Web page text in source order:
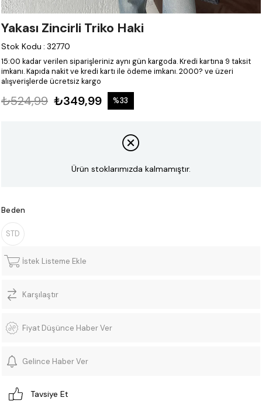
Yakası Zincirli Triko Haki
Stok Kodu : 32770
15:00 kadar verilen siparişleriniz aynı gün kargoda.Kredi kartına 9 taksit
imkanı.Kapıda nakit ve kredi kartı ile ödeme imkanı.2000? ve üzeri
alışverişlerde ücretsiz kargo
₺524,99 ₺349,99 %33
Ürün stoklarımızda kalmamıştır.
Beden
STD
İstek Listeme Ekle
Karşılaştır
Fiyat Düşünce Haber Ver
Gelince Haber Ver
Tavsiye Et